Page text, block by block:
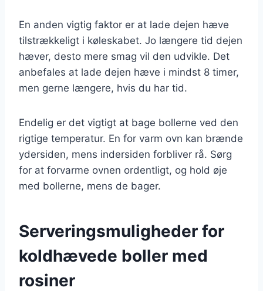
En anden vigtig faktor er at lade dejen hæve
tilstrækkeligt i køleskabet. Jo længere tid dejen
hæver, desto mere smag vil den udvikle. Det
anbefales at lade dejen hæve i mindst 8 timer,
men gerne længere, hvis du har tid.
Endelig er det vigtigt at bage bollerne ved den
rigtige temperatur. En for varm ovn kan brænde
ydersiden, mens indersiden forbliver rå. Sørg
for at forvarme ovnen ordentligt, og hold øje
med bollerne, mens de bager.
Serveringsmuligheder for
koldhævede boller med
rosiner